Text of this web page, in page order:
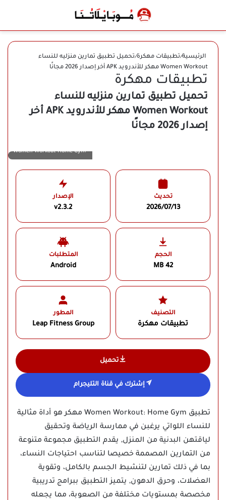
الوضع المظلم
الرئيسية/تطبيقات مهكرة/تحميل تطبيق تمارين منزليه للنساء
Women Workout مهكر للأندرويد APK أخر إصدار 2026 مجانًا
تطبيقات مهكرة
تحميل تطبيق تمارين منزليه للنساء
Women Workout مهكر للأندرويد APK أخر
إصدار 2026 مجانًا
Women Workout Home Gym
تحديث
2026/07/13
الإصدار
v2.3.2
الحجم
42 MB
المتطلبات
Android
التصنيف
تطبيقات مهكرة
المطور
Leap Fitness Group‏
تحميل
إشترك في قناة التليجرام
تطبيق Women Workout: Home Gym مهكر هو أداة مثالية
للنساء اللواتي يرغبن في ممارسة الرياضة وتحقيق
لياقتهن البدنية من المنزل, يقدم التطبيق مجموعة متنوعة
من التمارين المصممة خصيصا لتناسب احتياجات النساء،
بما في ذلك تمارين لتنشيط الجسم بالكامل، وتقوية
العضلات، وحرق الدهون, يتميز التطبيق ببرامج تدريبية
مخصصة بمستويات مختلفة من الصعوبة، مما يجعله